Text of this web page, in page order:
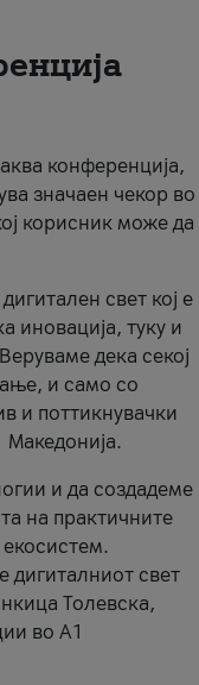
конференција,
значаен чекор во
корисник може да
свет кој е
иновација, туку и
дека секој
и само со
и поттикнувачки
Македонија.
и да создадеме
на практичните
дигиталниот свет
Толевска,
во А1